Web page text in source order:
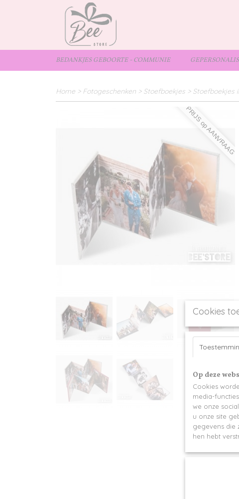
BEDANKJES GEBOORTE - COMMUNIE
Home > Fotogeschenken > Stoefboekjes > Stoefboekjes
PRIJS op AANVRAAG
Cookies
Op deze
Cookies
media-
we onze
u onze site
gegevens die
hen hebt